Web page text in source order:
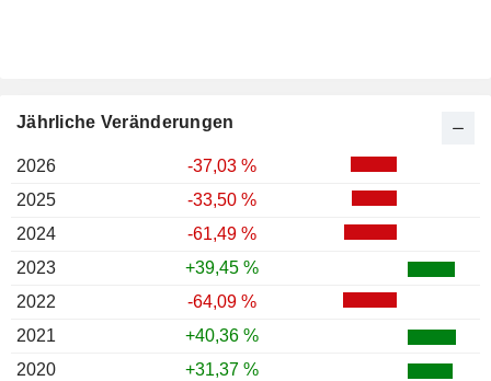
Jährliche Veränderungen
2026
-37,03 %
2025
-33,50 %
2024
-61,49 %
2023
+39,45 %
2022
-64,09 %
2021
+40,36 %
2020
+31,37 %